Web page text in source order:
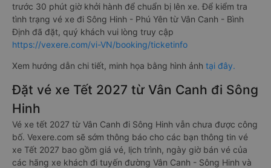
trước 30 phút giờ khởi hành để chuẩn bị lên xe. Để kiểm tra
tình trạng vé xe đi Sông Hinh - Phú Yên từ Vân Canh - Bình
Định đã đặt, quý khách vui lòng truy cập
https://vexere.com/vi-VN/booking/ticketinfo
Xem hướng dẫn chi tiết, minh họa bằng hình ảnh tại đây.
Đặt vé xe Tết 2027 từ Vân Canh đi Sông
Hinh
Vé xe tết 2027 từ Vân Canh đi Sông Hinh vẫn chưa được công
bố. Vexere.com sẽ sớm thông báo cho các bạn thông tin vé
xe Tết 2027 bao gồm giá vé, lịch trình, ngày giờ bán vé của
các hãng xe khách đi tuyến đường Vân Canh - Sông Hinh và